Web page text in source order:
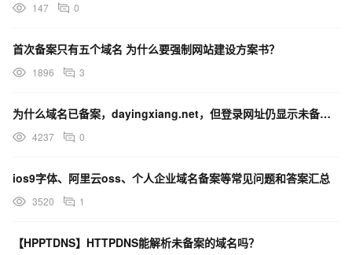
147 0
首次备案只有五个域名 为什么要强制网站建设方案书？
1896 3
为什么域名已备案，dayingxiang.net，但登录网址仍显示未备案？
4237 0
ios9字体、阿里云oss、个人企业域名备案等常见问题和答案汇总
3520 1
【HPPTDNS】HTTPDNS能解析未备案的域名吗？